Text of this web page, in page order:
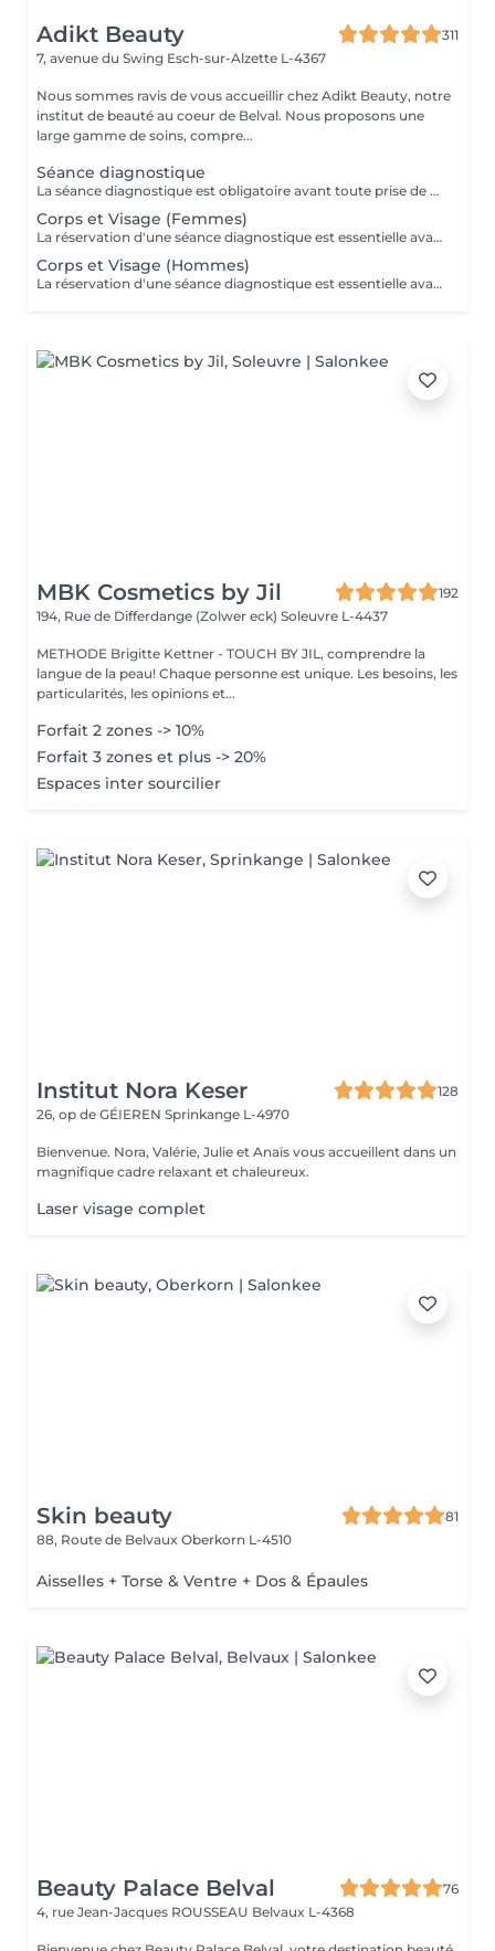
Adikt Beauty
311
7, avenue du Swing Esch-sur-Alzette L-4367
Nous sommes ravis de vous accueillir chez Adikt Beauty, notre
institut de beauté au coeur de Belval. Nous proposons une
large gamme de soins, compre...
Séance diagnostique
La séance diagnostique est obligatoire avant toute prise de rendez-vous concernant le laser. Elle définira si vous êtes éligible à réaliser des séances de laser.
Corps et Visage (Femmes)
La réservation d'une séance diagnostique est essentielle avant toute prise de rendez-vous pour le laser.
Corps et Visage (Hommes)
La réservation d'une séance diagnostique est essentielle avant toute prise de rendez-vous pour le laser.
MBK Cosmetics by Jil
192
194, Rue de Differdange (Zolwer eck) Soleuvre L-4437
METHODE Brigitte Kettner - TOUCH BY JIL, comprendre la
langue de la peau! Chaque personne est unique. Les besoins, les
particularités, les opinions et...
Forfait 2 zones -> 10%
Forfait 3 zones et plus -> 20%
Espaces inter sourcilier
Institut Nora Keser
128
26, op de GÉIEREN Sprinkange L-4970
Bienvenue. Nora, Valérie, Julie et Anaïs vous accueillent dans un
magnifique cadre relaxant et chaleureux.
Laser visage complet
Skin beauty
81
88, Route de Belvaux Oberkorn L-4510
Aisselles + Torse & Ventre + Dos & Épaules
Beauty Palace Belval
76
4, rue Jean-Jacques ROUSSEAU Belvaux L-4368